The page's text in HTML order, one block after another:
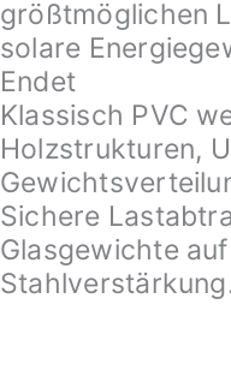
größtmöglichen
solare
Endet
Klassisch PVC
Holzstrukturen,
Sichere
Glasgewichte